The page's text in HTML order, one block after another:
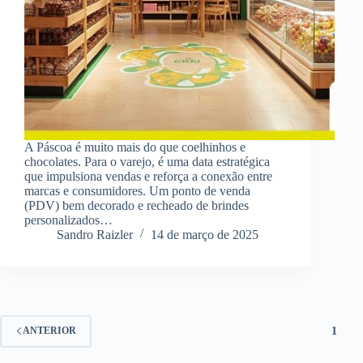
A Páscoa é muito mais do que coelhinhos e
chocolates. Para o varejo, é uma data estratégica
que impulsiona vendas e reforça a conexão entre
marcas e consumidores. Um ponto de venda
(PDV) bem decorado e recheado de brindes
personalizados…
Sandro Raizler
14 de março de 2025
ANTERIOR 1